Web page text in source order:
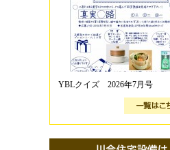
YBLクイズ 2026年7月号